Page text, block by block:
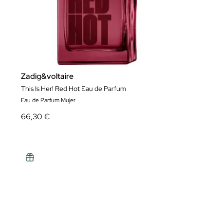
Zadig&voltaire
This Is Her! Red Hot Eau de Parfum
Eau de Parfum Mujer
66,30 €